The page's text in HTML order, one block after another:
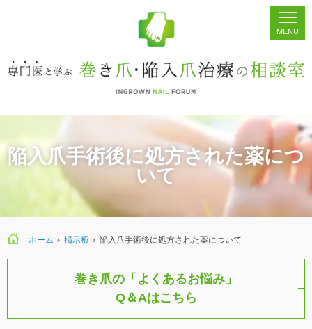
ホーム シェア 掲示板 検索
陥入爪手術後に処方された薬につ
いて
ホーム › › 陥入爪手術後に処方された薬について
巻き爪の「よくあるお悩み」
Q＆Aはこちら